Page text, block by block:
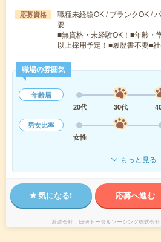
応募資格
職種未経験OK / ブランクOK /
要
■無資格・未経験OK！■年齢・
以上採用予定！■履歴書不要■
職場の雰囲気
年齢層
20代
30代
男女比率
女性
もっと見る
気になる! 応募へ進む
派遣会社 日研トータルソーシング株式会